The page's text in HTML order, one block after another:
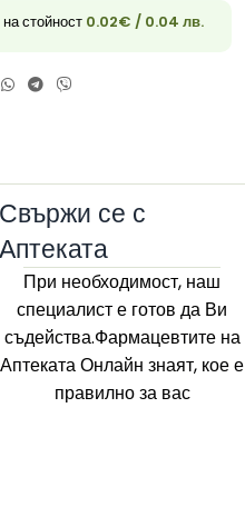
стойност 0.02€ / 0.04 лв.
Свържи се с
Аптеката
При необходимост, наш
специалист е готов да Ви
съдейства.Фармацевтите на
Аптеката Онлайн знаят, кое е
правилно за вас